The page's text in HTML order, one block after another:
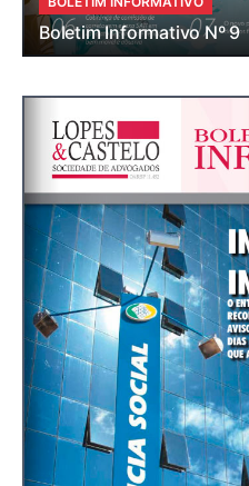
Boletim Informativo Nº 9